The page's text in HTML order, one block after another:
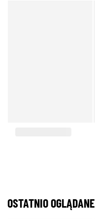
OSTATNIO OGLĄDANE